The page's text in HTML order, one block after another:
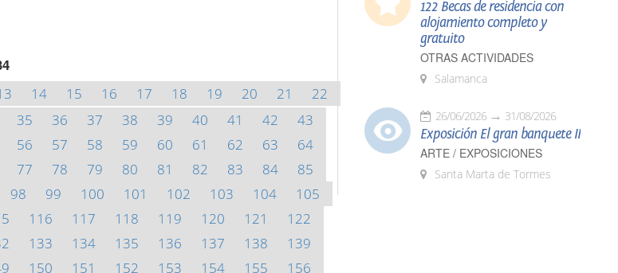
14 15 16 17 18 19 20 21
22
35 36 37 38 39 40 41 42
43
56 57 58 59 60 61 62 63
64
77 78 79 80 81 82 83 84
85
98 99 100 101 102 103 104
105
116 117 118 119 120 121
122
133 134 135 136 137 138
139
150 151 152 153 154 155
156
122 Becas de residencia con
alojamiento completo y
gratuito
OTRAS ACTIVIDADES
Salamanca
26/06/2026 31/08/2026
Exposición El gran banquete II
ARTE / EXPOSICIONES
Santa Marta de Tormes